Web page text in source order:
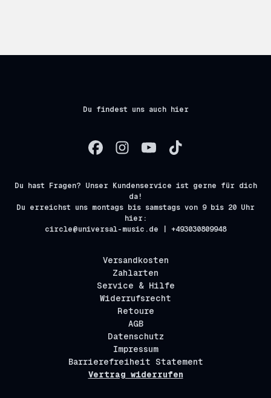
Du findest uns auch hier
Du hast Fragen? Unser Kundenservice ist gerne für dich
da!
Du erreichst uns montags bis samstags von 9 bis 20 Uhr
hier:
circle@universal-music.de | +493030809948
Versandkosten
Zahlarten
Service & Hilfe
Widerrufsrecht
Retoure
AGB
Datenschutz
Impressum
Barrierefreiheit Statement
Vertrag widerrufen